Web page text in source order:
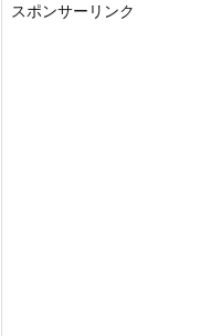
スポンサーリンク